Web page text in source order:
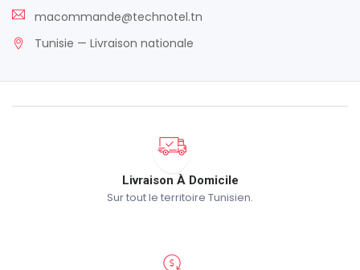
macommande@technotel.tn
Tunisie — Livraison nationale
Livraison À Domicile
Sur tout le territoire Tunisien.